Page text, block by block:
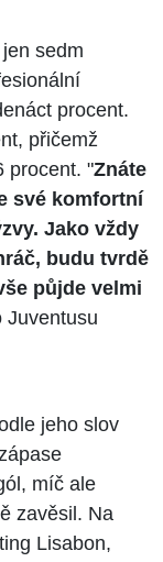
sedm
procent.
přičemž
procent. "Znáte
své komfortní
Jako vždy
budu tvrdě
půjde velmi
Juventusu
jeho slov
míč ale
zavěsil. Na
Lisabon,